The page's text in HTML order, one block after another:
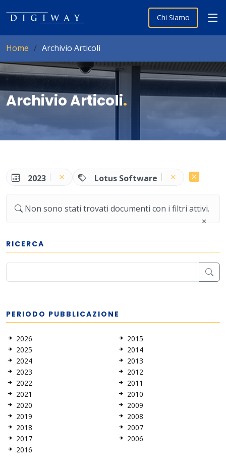
Chi Siamo
Home Archivio Articoli
Archivio Articoli.
2023 Lotus Software
Non sono stati trovati documenti con i filtri attivi.
RICERCA
PERIODO PUBBLICAZIONE
2026
2025
2024
2023
2022
2021
2020
2019
2018
2017
2016
2015
2014
2013
2012
2011
2010
2009
2008
2007
2006